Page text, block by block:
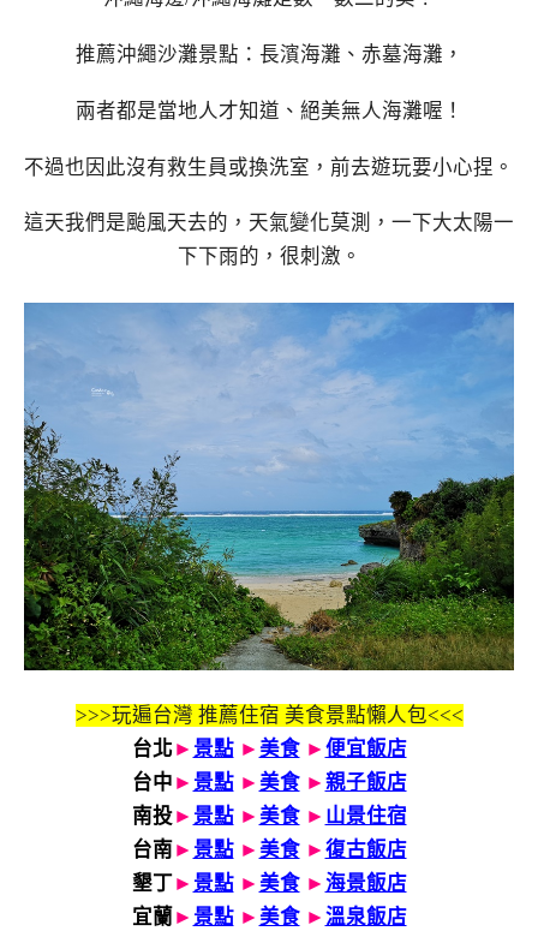
推薦沖繩沙灘景點：長濱海灘、赤墓海灘，
兩者都是當地人才知道、絕美無人海灘喔！
不過也因此沒有救生員或換洗室，前去遊玩要小心捏。
這天我們是颱風天去的，天氣變化莫測，一下大太陽一
下下雨的，很刺激。
>>>玩遍台灣 推薦住宿 美食景點懶人包<<<
台北 ► 景點 ► 美食► 便宜飯店
台中 ► 景點 ► 美食► 親子飯店
南投► 景點 ► 美食► 山景住宿
台南► 景點 ► 美食► 復古飯店
墾丁► 景點 ► 美食► 海景飯店
宜蘭 ► 景點 ► 美食► 溫泉飯店